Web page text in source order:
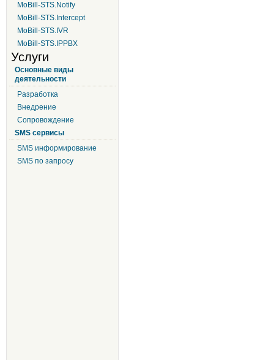
MoBill-STS.Notify
MoBill-STS.Intercept
MoBill-STS.IVR
MoBill-STS.IPPBX
Услуги
Основные виды
деятельности
Разработка
Внедрение
Сопровождение
SMS сервисы
SMS информирование
SMS по запросу